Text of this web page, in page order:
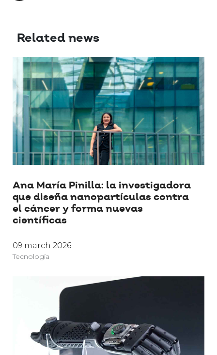
Related news
Ana María Pinilla: la investigadora
que diseña nanopartículas contra
el cáncer y forma nuevas
científicas
09 march 2026
Tecnología